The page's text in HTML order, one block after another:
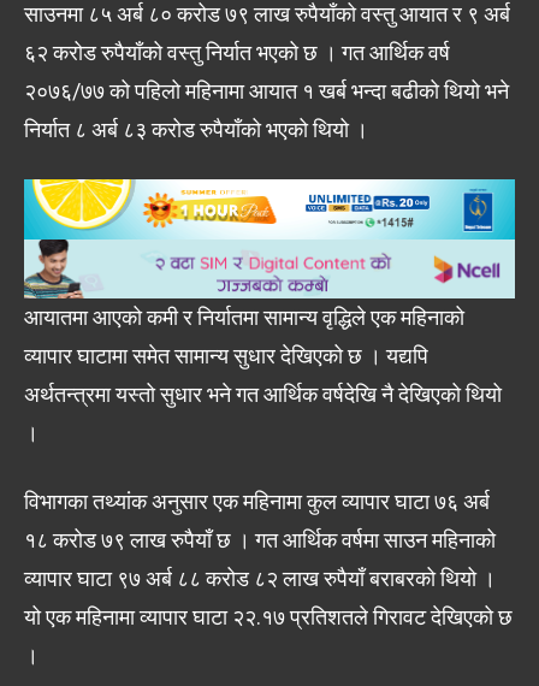
साउनमा ८५ अर्ब ८० करोड ७९ लाख रुपैयाँको वस्तु आयात र ९ अर्ब
६२ करोड रुपैयाँको वस्तु निर्यात भएको छ । गत आर्थिक वर्ष
२०७६/७७ को पहिलो महिनामा आयात १ खर्ब भन्दा बढीको थियो भने
निर्यात ८ अर्ब ८३ करोड रुपैयाँको भएको थियो ।
आयातमा आएको कमी र निर्यातमा सामान्य वृद्धिले एक महिनाको
व्यापार घाटामा समेत सामान्य सुधार देखिएको छ । यद्यपि
अर्थतन्त्रमा यस्तो सुधार भने गत आर्थिक वर्षदेखि नै देखिएको थियो
।
विभागका तथ्यांक अनुसार एक महिनामा कुल व्यापार घाटा ७६ अर्ब
१८ करोड ७९ लाख रुपैयाँ छ । गत आर्थिक वर्षमा साउन महिनाको
व्यापार घाटा ९७ अर्ब ८८ करोड ८२ लाख रुपैयाँ बराबरको थियो ।
यो एक महिनामा व्यापार घाटा २२.१७ प्रतिशतले गिरावट देखिएको छ
।